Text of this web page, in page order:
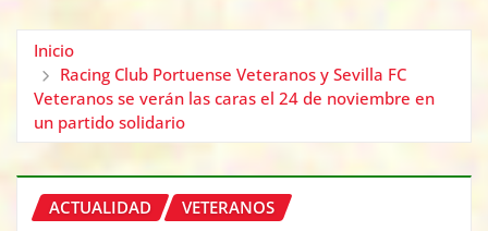
Inicio
Racing Club Portuense Veteranos y Sevilla FC
Veteranos se verán las caras el 24 de noviembre en
un partido solidario
ACTUALIDAD VETERANOS